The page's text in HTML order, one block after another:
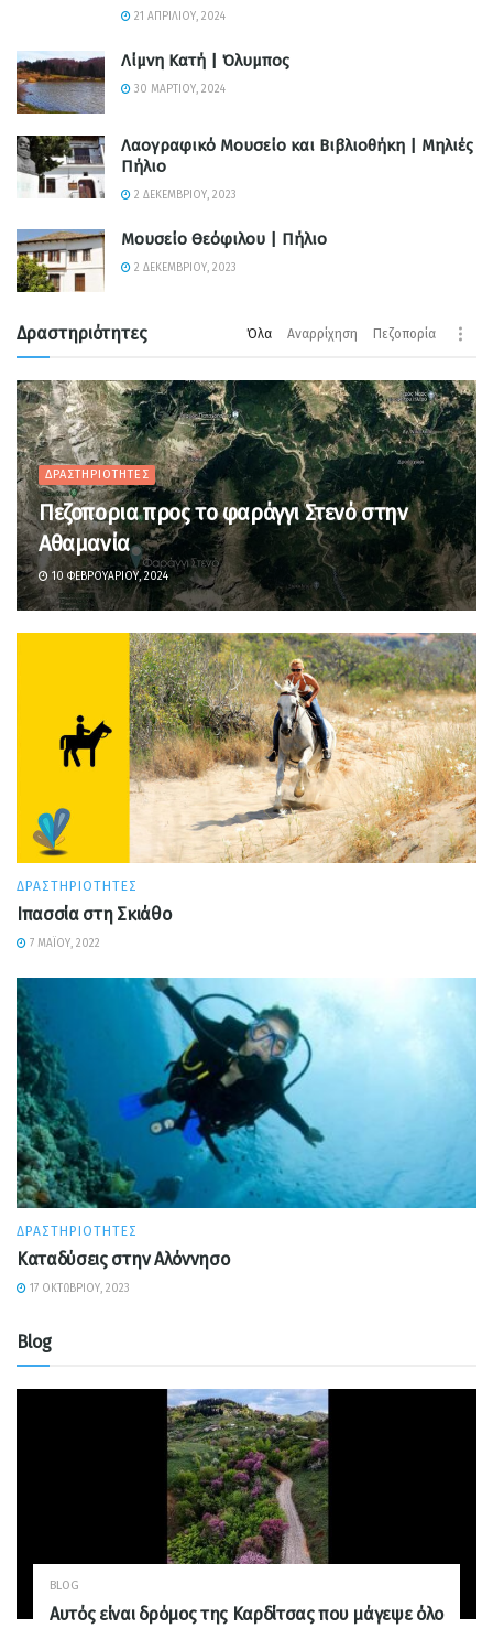
21 ΑΠΡΙΛΊΟΥ, 2024
Λίμνη Κατή | Όλυμπος
30 ΜΑΡΤΊΟΥ, 2024
Λαογραφικό Μουσείο και Βιβλιοθήκη | Μηλιές
Πήλιο
2 ΔΕΚΕΜΒΡΊΟΥ, 2023
Μουσείο Θεόφιλου | Πήλιο
2 ΔΕΚΕΜΒΡΊΟΥ, 2023
Δραστηριότητες Όλα Αναρρίχηση Πεζοπορία
ΔΡΑΣΤΗΡΙΌΤΗΤΕΣ
Πεζοπορια προς το φαράγγι Στενό στην
Αθαμανία
10 ΦΕΒΡΟΥΑΡΊΟΥ, 2024
ΔΡΑΣΤΗΡΙΌΤΗΤΕΣ
Ιπασσία στη Σκιάθο
7 ΜΑΪ́ΟΥ, 2022
ΔΡΑΣΤΗΡΙΌΤΗΤΕΣ
Καταδύσεις στην Αλόννησο
17 ΟΚΤΩΒΡΊΟΥ, 2023
Blog
BLOG
Αυτός είναι δρόμος της Καρδίτσας που μάγεψε όλο